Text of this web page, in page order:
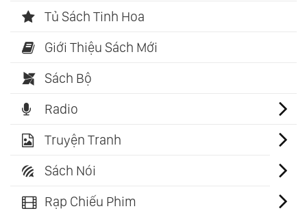
Tủ Sách Tinh Hoa
Giới Thiệu Sách Mới
Sách Bộ
Radio
Truyện Tranh
Sách Nói
Rạp Chiếu Phim